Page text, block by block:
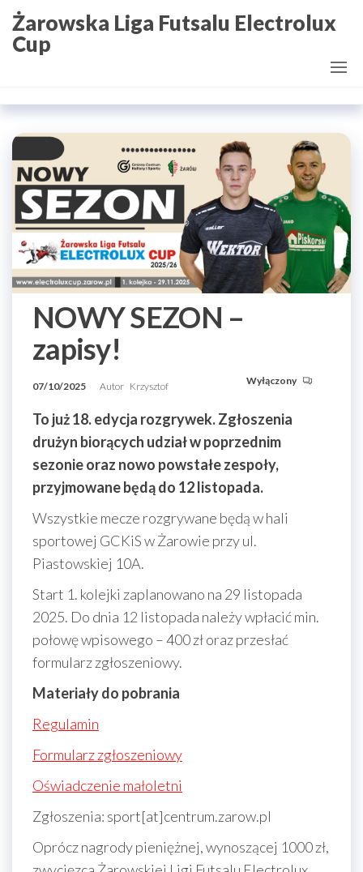
Przejdź
do
treści
Żarowska Liga Futsalu Electrolux
Cup
NOWY SEZON –
zapisy!
07/10/2025 Autor Krzysztof Wyłączony
To już 18. edycja rozgrywek. Zgłoszenia
drużyn biorących udział w poprzednim
sezonie oraz nowo powstałe zespoły,
przyjmowane będą do 12 listopada.
Wszystkie mecze rozgrywane będą w hali
sportowej GCKiS w Żarowie przy ul.
Piastowskiej 10A.
Start 1. kolejki zaplanowano na 29 listopada
2025. Do dnia 12 listopada należy wpłacić min.
połowę wpisowego – 400 zł oraz przesłać
formularz zgłoszeniowy.
Materiały do pobrania
Regulamin
Formularz zgłoszeniowy
Oświadczenie małoletni
Zgłoszenia: sport[at]centrum.zarow.pl
Oprócz nagrody pieniężnej, wynoszącej 1000 zł,